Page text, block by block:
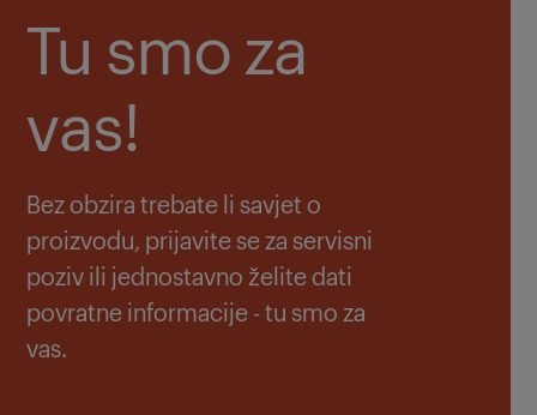
Tu smo za
vas!
Bez obzira trebate li savjet o
proizvodu, prijavite se za servisni
poziv ili jednostavno želite dati
povratne informacije - tu smo za
vas.